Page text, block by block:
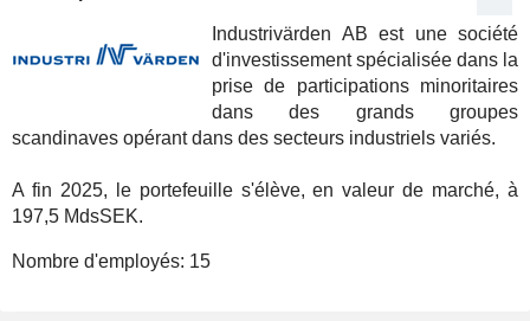
Industrivärden AB est une société
d'investissement spécialisée dans la
prise de participations minoritaires
dans des grands groupes
scandinaves opérant dans des secteurs industriels variés.
A fin 2025, le portefeuille s'élève, en valeur de marché, à
197,5 MdsSEK.
Nombre d'employés: 15